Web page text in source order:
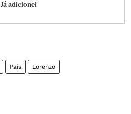
Já adicionei
País Lorenzo